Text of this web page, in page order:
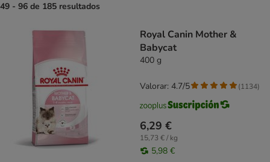
49 - 96 de 185 resultados
Royal Canin Mother &
Babycat
400 g
6,29 €
15,73 € / kg
5,98 €
Valorar: 4.7/5 (1134)